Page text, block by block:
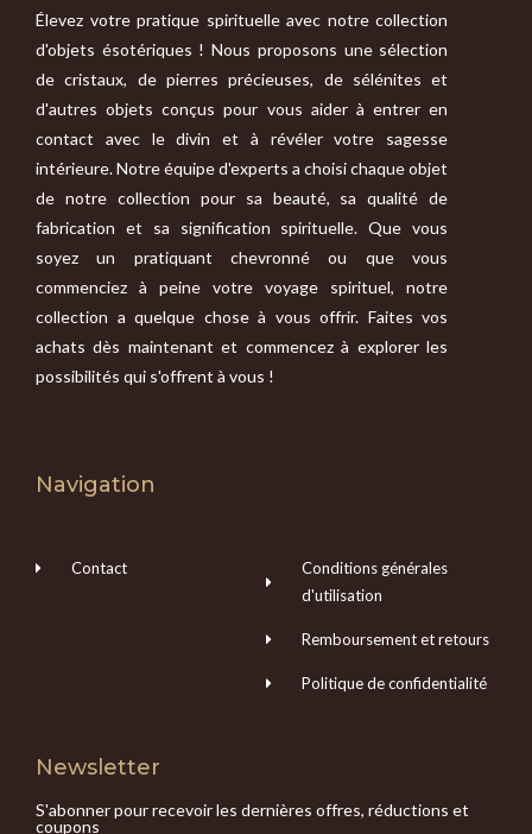
Élevez votre pratique spirituelle avec notre collection
d'objets ésotériques ! Nous proposons une sélection
de cristaux, de pierres précieuses, de sélénites et
d'autres objets conçus pour vous aider à entrer en
contact avec le divin et à révéler votre sagesse
intérieure. Notre équipe d'experts a choisi chaque objet
de notre collection pour sa beauté, sa qualité de
fabrication et sa signification spirituelle. Que vous
soyez un pratiquant chevronné ou que vous
commenciez à peine votre voyage spirituel, notre
collection a quelque chose à vous offrir. Faites vos
achats dès maintenant et commencez à explorer les
possibilités qui s'offrent à vous !
Navigation
Contact
Conditions générales
d'utilisation
Remboursement et retours
Politique de confidentialité
Newsletter
S'abonner pour recevoir les dernières offres, réductions et
coupons